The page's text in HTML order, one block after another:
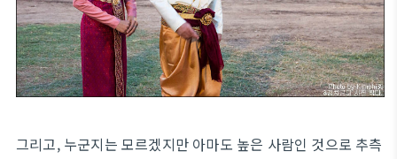
그리고, 누군지는 모르겠지만 아마도 높은 사람인 것으로 추측